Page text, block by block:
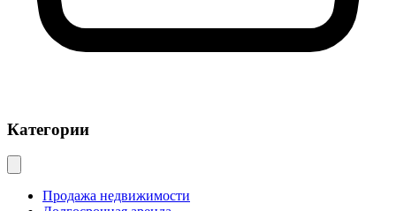
Категории
Продажа недвижимости